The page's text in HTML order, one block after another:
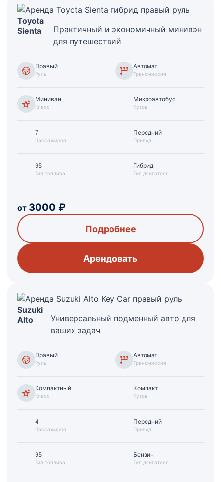
Toyota
Sienta
Практичный и экономичный минивэн
для путешествий
Правый
Руль
Минивэн
Класс
Автомат
Трансмиссия
Микроавтобус
Кузов
7
Пассажиров
95
Тип топлива
Передний
Привод
Гибрид
Тип двигателя
от 3000 ₽
Подробнее
Арендовать
Suzuki
Alto
Универсальный подменный авто для
ваших задач
Правый
Руль
Компактный
Класс
Автомат
Трансмиссия
Компакт
Кузов
4
Пассажиров
95
Тип топлива
Передний
Привод
Бензин
Тип двигателя